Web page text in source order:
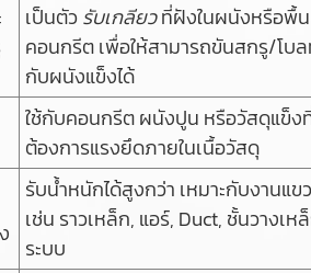
เป็นตัวรับเกลียวที่ฝังในผนังหรือพื้น
คอนกรีต เพื่อให้สามารถขันสกรู/โบล
กับผนังแข็งได้
ใช้กับคอนกรีต ผนังปูน หรือวัสดุแข็ง
ต้องการแรงยึดภายในเนื้อวัสดุ
รับน้ำหนักได้สูงกว่า เหมาะกับงานแ
เช่น ราวเหล็ก, แอร์, Duct, ชั้นวางเห
ระบบ